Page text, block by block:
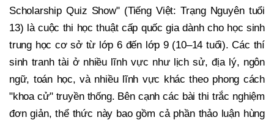
Scholarship Quiz Show" (Tiếng Việt: Trạng Nguyên tuổi
13) là cuộc thi học thuật cấp quốc gia dành cho học sinh
trung học cơ sở từ lớp 6 đến lớp 9 (10–14 tuổi). Các thí
sinh tranh tài ở nhiều lĩnh vực như lịch sử, địa lý, ngôn
ngữ, toán học, và nhiều lĩnh vực khác theo phong cách
"khoa cử" truyền thống. Bên cạnh các bài thi trắc nghiệm
đơn giản, thể thức này bao gồm cả phần thảo luận hùng